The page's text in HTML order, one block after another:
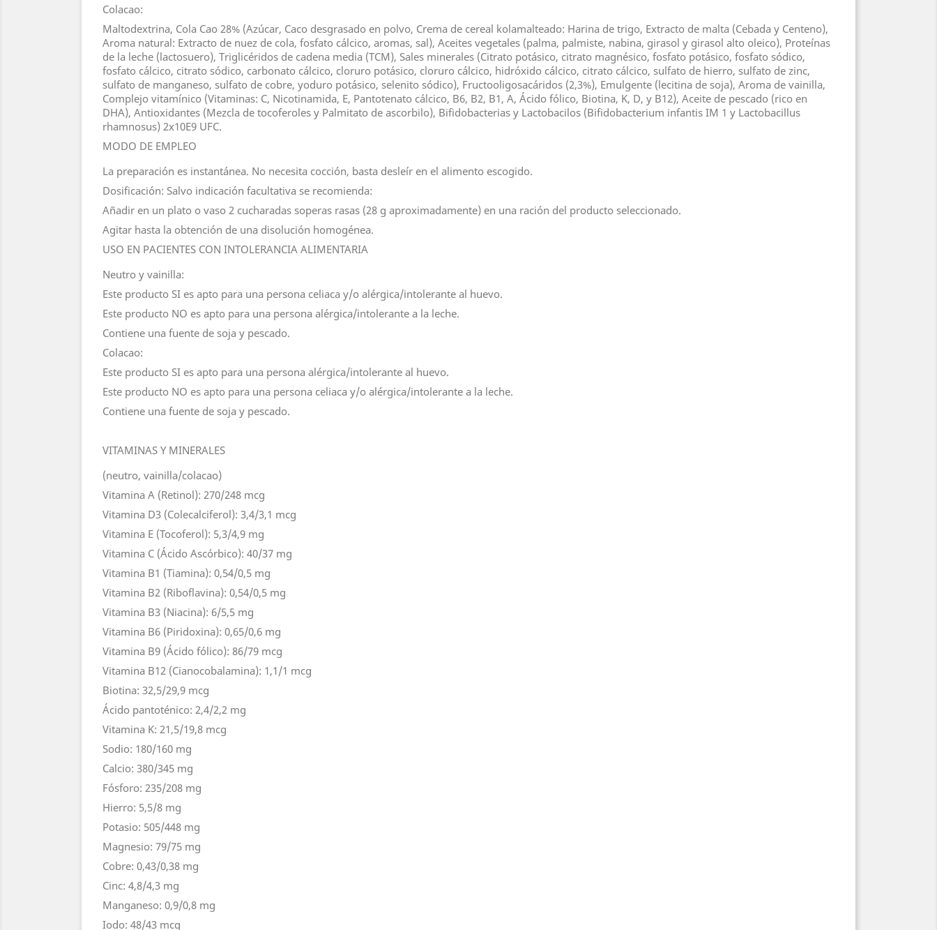
Colacao:
Maltodextrina, Cola Cao 28% (Azúcar, Caco desgrasado en polvo, Crema de cereal kolamalteado: Harina de trigo, Extracto de malta (Cebada y Centeno),
Aroma natural: Extracto de nuez de cola, fosfato cálcico, aromas, sal), Aceites vegetales (palma, palmiste, nabina, girasol y girasol alto oleico), Proteínas
de la leche (lactosuero), Triglicéridos de cadena media (TCM), Sales minerales (Citrato potásico, citrato magnésico, fosfato potásico, fosfato sódico,
fosfato cálcico, citrato sódico, carbonato cálcico, cloruro potásico, cloruro cálcico, hidróxido cálcico, citrato cálcico, sulfato de hierro, sulfato de zinc,
sulfato de manganeso, sulfato de cobre, yoduro potásico, selenito sódico), Fructooligosacáridos (2,3%), Emulgente (lecitina de soja), Aroma de vainilla,
Complejo vitamínico (Vitaminas: C, Nicotinamida, E, Pantotenato cálcico, B6, B2, B1, A, Ácido fólico, Biotina, K, D, y B12), Aceite de pescado (rico en
DHA), Antioxidantes (Mezcla de tocoferoles y Palmitato de ascorbilo), Bifidobacterias y Lactobacilos (Bifidobacterium infantis IM 1 y Lactobacillus
rhamnosus) 2x10E9 UFC.
MODO DE EMPLEO
La preparación es instantánea. No necesita cocción, basta desleír en el alimento escogido.
Dosificación: Salvo indicación facultativa se recomienda:
Añadir en un plato o vaso 2 cucharadas soperas rasas (28 g aproximadamente) en una ración del producto seleccionado.
Agitar hasta la obtención de una disolución homogénea.
USO EN PACIENTES CON INTOLERANCIA ALIMENTARIA
Neutro y vainilla:
Este producto SI es apto para una persona celiaca y/o alérgica/intolerante al huevo.
Este producto NO es apto para una persona alérgica/intolerante a la leche.
Contiene una fuente de soja y pescado.
Colacao:
Este producto SI es apto para una persona alérgica/intolerante al huevo.
Este producto NO es apto para una persona celiaca y/o alérgica/intolerante a la leche.
Contiene una fuente de soja y pescado.
VITAMINAS Y MINERALES
(neutro, vainilla/colacao)
Vitamina A (Retinol): 270/248 mcg
Vitamina D3 (Colecalciferol): 3,4/3,1 mcg
Vitamina E (Tocoferol): 5,3/4,9 mg
Vitamina C (Ácido Ascórbico): 40/37 mg
Vitamina B1 (Tiamina): 0,54/0,5 mg
Vitamina B2 (Riboflavina): 0,54/0,5 mg
Vitamina B3 (Niacina): 6/5,5 mg
Vitamina B6 (Piridoxina): 0,65/0,6 mg
Vitamina B9 (Ácido fólico): 86/79 mcg
Vitamina B12 (Cianocobalamina): 1,1/1 mcg
Biotina: 32,5/29,9 mcg
Ácido pantoténico: 2,4/2,2 mg
Vitamina K: 21,5/19,8 mcg
Sodio: 180/160 mg
Calcio: 380/345 mg
Fósforo: 235/208 mg
Hierro: 5,5/8 mg
Potasio: 505/448 mg
Magnesio: 79/75 mg
Cobre: 0,43/0,38 mg
Cinc: 4,8/4,3 mg
Manganeso: 0,9/0,8 mg
Iodo: 48/43 mcg